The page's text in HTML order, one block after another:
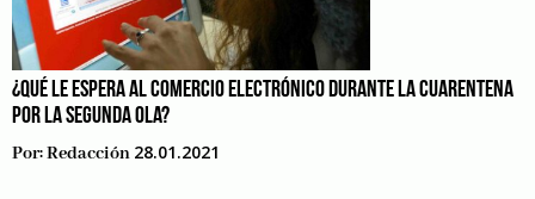
¿QUÉ LE ESPERA AL COMERCIO ELECTRÓNICO DURANTE LA CUARENTENA
POR LA SEGUNDA OLA?
Por:Redacción 28.01.2021